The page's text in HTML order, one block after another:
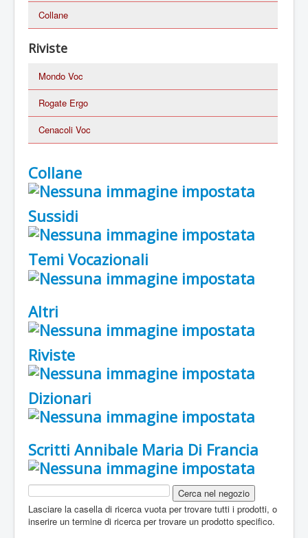
Collane
Riviste
Mondo Voc
Rogate Ergo
Cenacoli Voc
Collane
Sussidi
Temi Vocazionali
Altri
Riviste
Dizionari
Scritti Annibale Maria Di Francia
Lasciare la casella di ricerca vuota per trovare tutti i prodotti, o
inserire un termine di ricerca per trovare un prodotto specifico.